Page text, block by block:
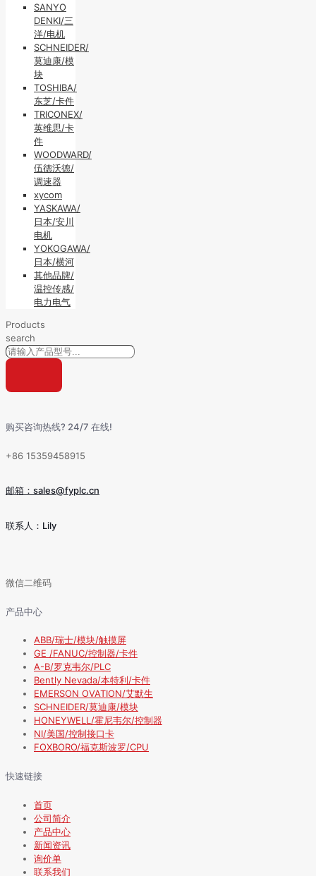
SANYO
DENKI/三
洋/电机
SCHNEIDER/
莫迪康/模
块
TOSHIBA/
东芝/卡件
TRICONEX/
英维思/卡
件
WOODWARD/
伍德沃德/
调速器
xycom
YASKAWA/
日本/安川
电机
YOKOGAWA/
日本/横河
其他品牌/
温控传感/
电力电气
Products
search
购买咨询热线? 24/7 在线!
+86 15359458915
邮箱：sales@fyplc.cn
联系人：Lily
微信二维码
产品中心
ABB/瑞士/模块/触摸屏
GE /FANUC/控制器/卡件
A-B/罗克韦尔/PLC
Bently Nevada/本特利/卡件
EMERSON OVATION/艾默生
SCHNEIDER/莫迪康/模块
HONEYWELL/霍尼韦尔/控制器
NI/美国/控制接口卡
FOXBORO/福克斯波罗/CPU
快速链接
首页
公司简介
产品中心
新闻资讯
询价单
联系我们